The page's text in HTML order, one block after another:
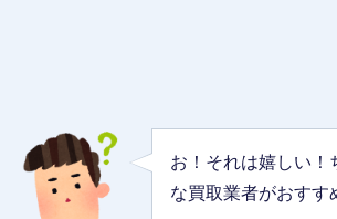
お！それは嬉しい！
な買取業者がおすす